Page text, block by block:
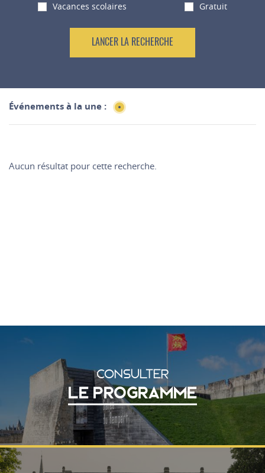
Vacances scolaires Gratuit
Événements à la une :
Aucun résultat pour cette recherche.
CONSULTER
LE PROGRAMME